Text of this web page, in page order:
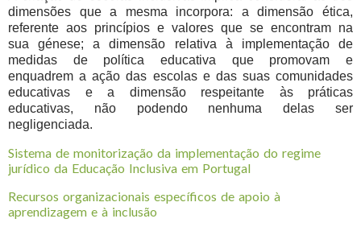
dimensões que a mesma incorpora: a dimensão ética,
referente aos princípios e valores que se encontram na
sua génese; a dimensão relativa à implementação de
medidas de política educativa que promovam e
enquadrem a ação das escolas e das suas comunidades
educativas e a dimensão respeitante às práticas
educativas, não podendo nenhuma delas ser
negligenciada.
Sistema de monitorização da implementação do regime
jurídico da Educação Inclusiva em Portugal
Recursos organizacionais específicos de apoio à
aprendizagem e à inclusão